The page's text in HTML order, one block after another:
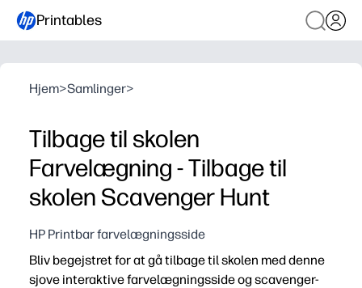
Printables
Hjem>Samlinger>
Tilbage til skolen
Farvelægning - Tilbage til
skolen Scavenger Hunt
HP Printbar farvelægningsside
Bliv begejstret for at gå tilbage til skolen med denne
sjove interaktive farvelægningsside og scavenger-